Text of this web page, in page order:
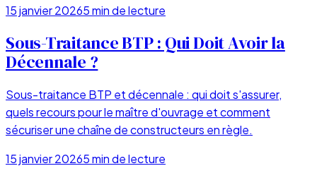
15 janvier 20265min de lecture
Sous-Traitance BTP : Qui Doit Avoir la
Décennale ?
Sous-traitance BTP et décennale : qui doit s'assurer,
quels recours pour le maître d'ouvrage et comment
sécuriser une chaîne de constructeurs en règle.
15 janvier 20265min de lecture